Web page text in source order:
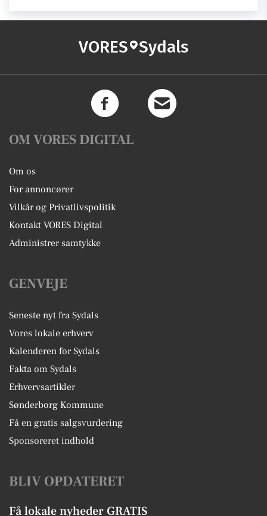
VORES Sydals
OM VORES DIGITAL
Om os
For annoncører
Vilkår og Privatlivspolitik
Kontakt VORES Digital
Administrer samtykke
GENVEJE
Seneste nyt fra Sydals
Vores lokale erhverv
Kalenderen for Sydals
Fakta om Sydals
Erhvervsartikler
Sønderborg Kommune
Få en gratis salgsvurdering
Sponsoreret indhold
BLIV OPDATERET
Få lokale nyheder GRATIS